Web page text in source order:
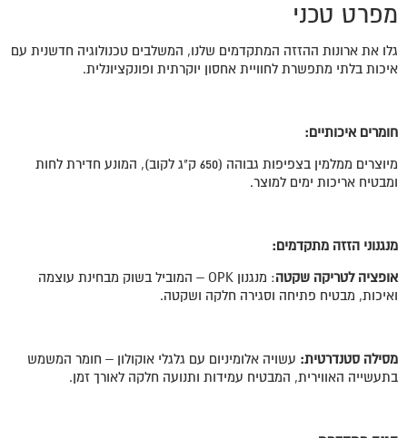
מפרט טכני
גלו את ארונות ההזזה המתקדמים שלנו, המשלבים טכנולוגיה חדשנית עם
איכות בלתי מתפשרת לחוויית אחסון יוקרתית ופונקציונלית.
חומרים איכותיים:
מיוצרים ממלמין בצפיפות גבוהה (650 ק"ג לקוב), המונע חדירת לחות
ומבטיח אריכות ימים למוצר.
מנגנוני הזזה מתקדמים:
אופציה לטריקה שקטה
: מנגנון OPK – המוביל בשוק מבחינת עוצמה
ואיכות, מבטיח פתיחה וסגירה חלקה ושקטה.
מסילה סטנדרטית: עשויה אלומיניום עם גלגלי אוקולון – חומר המשמש
בתעשייה האווירית, המבטיח עמידות ותנועה חלקה לאורך זמן.